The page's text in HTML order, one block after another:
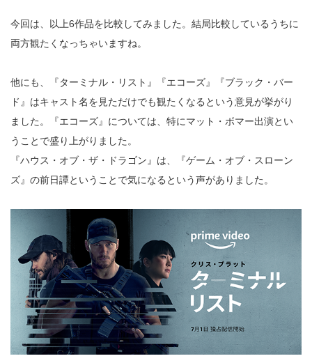
今回は、以上6作品を比較してみました。結局比較しているうちに
両方観たくなっちゃいますね。
他にも、『ターミナル・リスト』『エコーズ』『ブラック・バー
ド』はキャスト名を見ただけでも観たくなるという意見が挙がり
ました。『エコーズ』については、特にマット・ボマー出演とい
うことで盛り上がりました。
『ハウス・オブ・ザ・ドラゴン』は、『ゲーム・オブ・スローン
ズ』の前日譚ということで気になるという声がありました。